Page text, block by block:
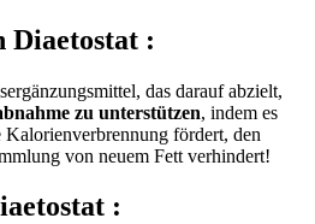
Diaetostat :
das darauf abzielt,
zu unterstützen, indem es
fördert, den
von neuem Fett verhindert!
: